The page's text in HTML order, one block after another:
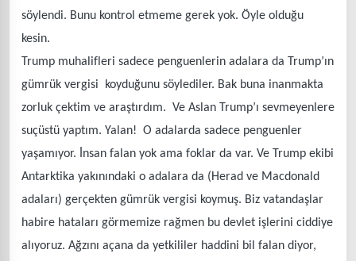
söylendi. Bunu kontrol etmeme gerek yok. Öyle olduğu
kesin.
Trump muhalifleri sadece penguenlerin adalara da Trump’ın
gümrük vergisi koyduğunu söylediler. Bak buna inanmakta
zorluk çektim ve araştırdım. Ve Aslan Trump’ı sevmeyenlere
suçüstü yaptım. Yalan! O adalarda sadece penguenler
yaşamıyor. İnsan falan yok ama foklar da var. Ve Trump ekibi
Antarktika yakınındaki o adalara da (Herad ve Macdonald
adaları) gerçekten gümrük vergisi koymuş. Biz vatandaşlar
habire hataları görmemize rağmen bu devlet işlerini ciddiye
alıyoruz. Ağzını açana da yetkililer haddini bil falan diyor,